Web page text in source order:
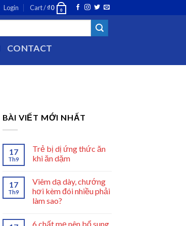
Login Cart /₫0 0
CONTACT
BÀI VIẾT MỚI NHẤT
17
Th9
Trẻ bị dị ứng thức ăn
khi ăn dặm
17
Th9
Viêm dạ dày, chướng
hơi kèm đói nhiều phải
làm sao?
6 chất mẹ nên bổ sung